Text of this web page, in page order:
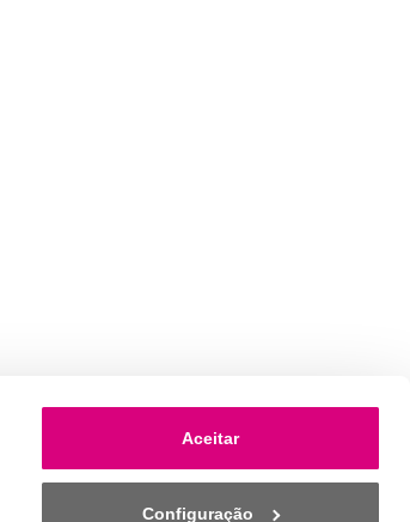
Aceitar
Configuração